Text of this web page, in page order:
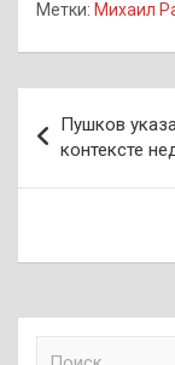
Метки: Михаил
по
записям
Пушков
контексте